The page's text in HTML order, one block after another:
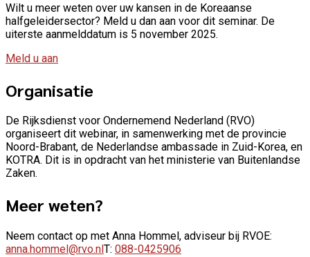
Wilt u meer weten over uw kansen in de Koreaanse
halfgeleidersector? Meld u dan aan voor dit seminar. De
uiterste aanmelddatum is 5 november 2025.
Meld u aan
Organisatie
De Rijksdienst voor Ondernemend Nederland (RVO)
organiseert dit webinar, in samenwerking met de provincie
Noord-Brabant, de Nederlandse ambassade in Zuid-Korea, en
KOTRA. Dit is in opdracht van het ministerie van Buitenlandse
Zaken.
Meer weten?
Neem contact op met Anna Hommel, adviseur bij RVOE:
anna.hommel@rvo.nl T: 088-0425906